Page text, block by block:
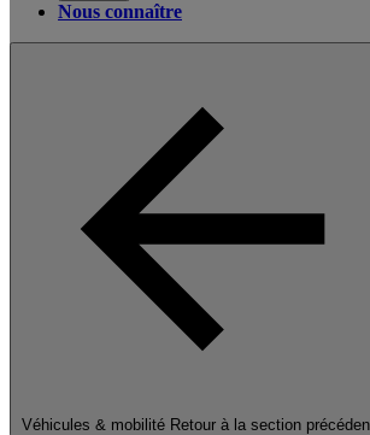
Nous connaître
Véhicules & mobilité Retour à la section